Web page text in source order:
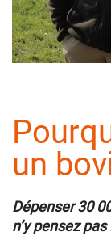
un
Dépenser 30
n’y pensez